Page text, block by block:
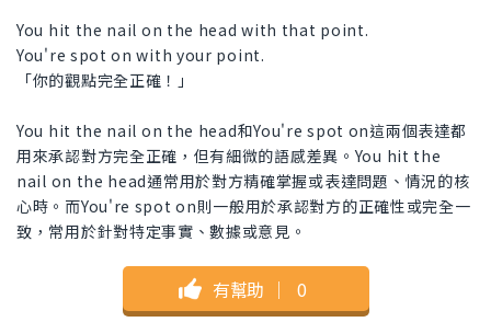
You hit the nail on the head with that point.
You're spot on with your point.
「你的觀點完全正確！」
You hit the nail on the head和You're spot on這兩個表達都
用來承認對方完全正確，但有細微的語感差異。You hit the
nail on the head通常用於對方精確掌握或表達問題、情況的核
心時。而You're spot on則一般用於承認對方的正確性或完全一
致，常用於針對特定事實、數據或意見。
有幫助 ｜ 0